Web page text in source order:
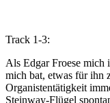
Track 1-3:
Als Edgar Froese mich
mich bat, etwas für ihn
Organistentätigkeit
Steinway-Flügel